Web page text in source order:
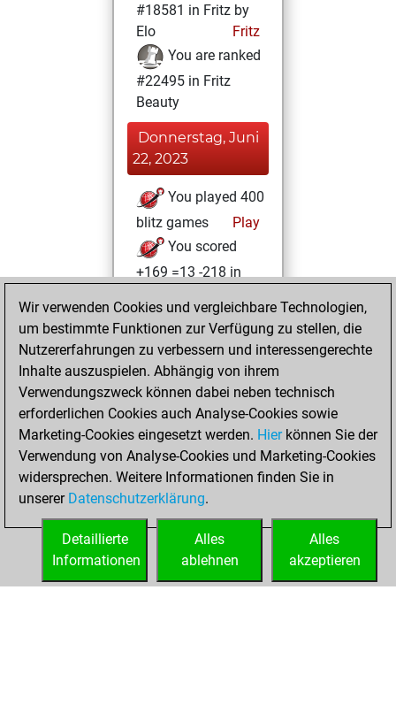
#18581 in Fritz by
Elo
Fritz
You are ranked
#22495 in Fritz
Beauty
Donnerstag, Juni
22, 2023
You played 400
blitz games
Play
You scored
+169 =13 -218 in
Freitag, Februar
17, 2023
You achieved a
BeautyScore of 1
Fritz
You
achieved a new Elo
of 1576
You created
your Fritz account
Wir verwenden Cookies und vergleichbare Technologien,
um bestimmte Funktionen zur Verfügung zu stellen, die
Nutzererfahrungen zu verbessern und interessengerechte
Inhalte auszuspielen. Abhängig von ihrem
Verwendungszweck können dabei neben technisch
erforderlichen Cookies auch Analyse-Cookies sowie
Marketing-Cookies eingesetzt werden. Hierkönnen Sie der
Verwendung von Analyse-Cookies und Marketing-Cookies
widersprechen. Weitere Informationen finden Sie in
unserer Datenschutzerklärung.
Alles
akzeptieren
Alles
ablehnen
Detaillierte
Informationen